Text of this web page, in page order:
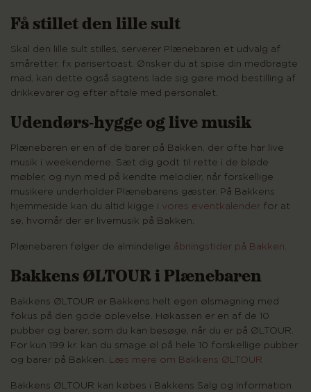
Få stillet den lille sult
Skal den lille sult stilles, serverer Plænebaren et udvalg af
småretter, fx parisertoast. Ønsker du at spise din medbragte
mad, kan dette også sagtens lade sig gøre mod bestilling af
drikkevarer og efter aftale med personalet.
Udendørs-hygge og live musik
Plænebaren er en af de barer på Bakken, der ofte har live
musik i weekenderne. Sæt dig godt til rette i de bløde
møbler, og nyn med på kendte melodier, når forskellige
musikere underholder Plænebarens gæster. På Bakkens
hjemmeside kan du altid kigge i vores eventkalender for at
se, hvornår der er livemusik på Bakken.
Plænebaren følger de almindelige åbningstider på Bakken.
Bakkens ØLTOUR i Plænebaren
Bakkens ØLTOUR er Bakkens helt egen ølsmagning med
fokus på den gode oplevelse. Høkassen er en af de 10
pubber og barer, som du kan besøge, når du er på ØLTOUR.
For kun 199 kr. kan du smage øl på hele 10 forskellige pubber
og barer på Bakken. Læs mere om Bakkens ØLTOUR
Bakkens ØLTOUR kan købes i Bakkens Salg og Information